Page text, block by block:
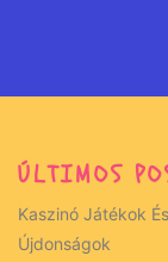
ÚLTIMOS
Kaszinó Játékok
Újdonságok